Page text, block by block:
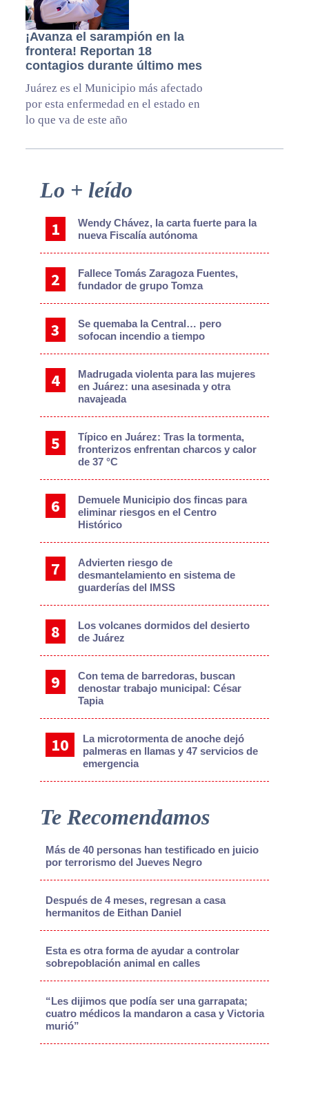
¡Avanza el sarampión en la
frontera! Reportan 18
contagios durante último mes
Juárez es el Municipio más afectado
por esta enfermedad en el estado en
lo que va de este año
Primary
Lo + leído
Wendy Chávez, la carta fuerte para la
nueva Fiscalía autónoma
Fallece Tomás Zaragoza Fuentes,
fundador de grupo Tomza
Se quemaba la Central… pero
sofocan incendio a tiempo
Madrugada violenta para las mujeres
en Juárez: una asesinada y otra
navajeada
Típico en Juárez: Tras la tormenta,
fronterizos enfrentan charcos y calor
de 37 °C
Demuele Municipio dos fincas para
eliminar riesgos en el Centro
Histórico
Advierten riesgo de
desmantelamiento en sistema de
guarderías del IMSS
Los volcanes dormidos del desierto
de Juárez
Con tema de barredoras, buscan
denostar trabajo municipal: César
Tapia
La microtormenta de anoche dejó
palmeras en llamas y 47 servicios de
emergencia
Te Recomendamos
Más de 40 personas han testificado en juicio
por terrorismo del Jueves Negro
Después de 4 meses, regresan a casa
hermanitos de Eithan Daniel
Esta es otra forma de ayudar a controlar
sobrepoblación animal en calles
“Les dijimos que podía ser una garrapata;
cuatro médicos la mandaron a casa y Victoria
murió”